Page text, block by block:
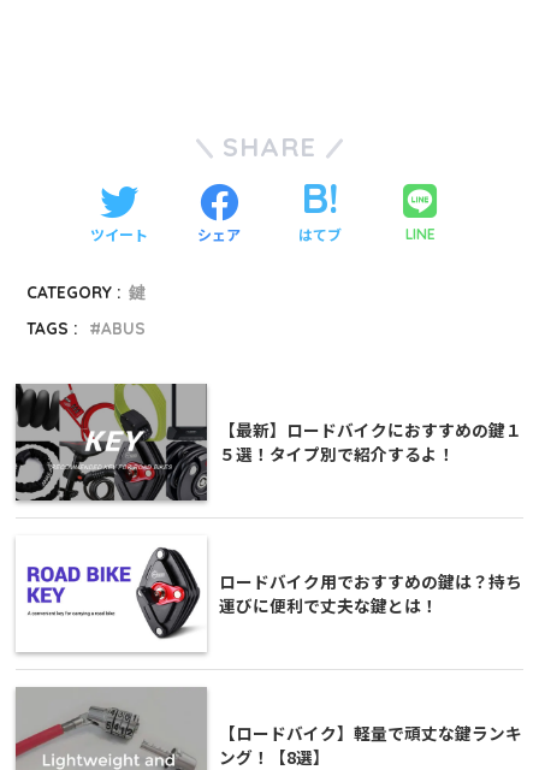
SHARE
ツイート シェア はてブ LINE
CATEGORY : 鍵
TAGS :
ABUS
【最新】ロードバイクにおすすめの鍵１
５選！タイプ別で紹介するよ！
ロードバイク用でおすすめの鍵は？持ち
運びに便利で丈夫な鍵とは！
【ロードバイク】軽量で頑丈な鍵ランキ
ング！【8選】